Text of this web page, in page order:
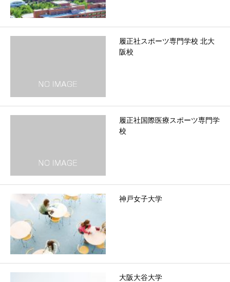
履正社スポーツ専門学校 北大
阪校
履正社国際医療スポーツ専門学
校
神戸女子大学
大阪大谷大学